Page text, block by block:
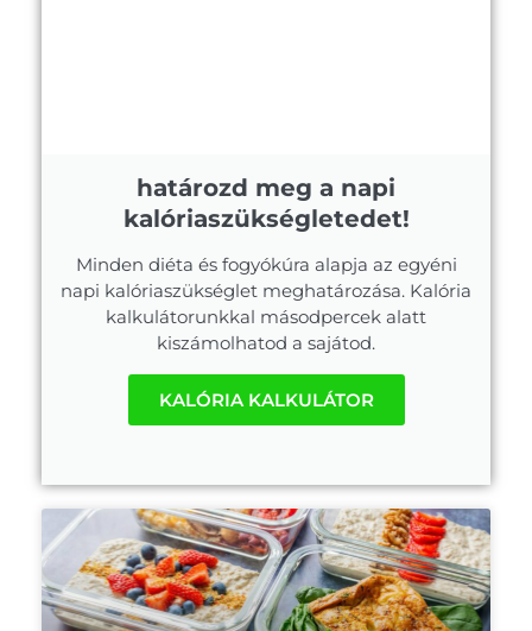
határozd meg a napi
kalóriaszükségletedet!
Minden diéta és fogyókúra alapja az egyéni
napi kalóriaszükséglet meghatározása. Kalória
kalkulátorunkkal másodpercek alatt
kiszámolhatod a sajátod.
KALÓRIA KALKULÁTOR